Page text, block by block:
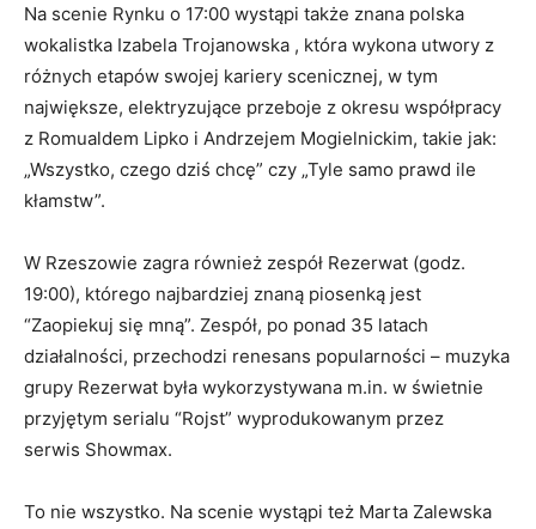
Na scenie Rynku o 17:00 wystąpi także znana polska
wokalistka Izabela Trojanowska , która wykona utwory z
różnych etapów swojej kariery scenicznej, w tym
największe, elektryzujące przeboje z okresu współpracy
z Romualdem Lipko i Andrzejem Mogielnickim, takie jak:
„Wszystko, czego dziś chcę” czy „Tyle samo prawd ile
kłamstw”.
W Rzeszowie zagra również zespół Rezerwat (godz.
19:00), którego najbardziej znaną piosenką jest
“Zaopiekuj się mną”. Zespół, po ponad 35 latach
działalności, przechodzi renesans popularności – muzyka
grupy Rezerwat była wykorzystywana m.in. w świetnie
przyjętym serialu “Rojst” wyprodukowanym przez
serwis Showmax.
To nie wszystko. Na scenie wystąpi też Marta Zalewska